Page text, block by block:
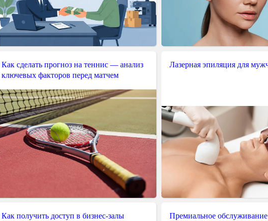
Как сделать прогноз на теннис — анализ
ключевых факторов перед матчем
Лазерная эпиляция для
Как получить доступ в бизнес-залы
Премиальное